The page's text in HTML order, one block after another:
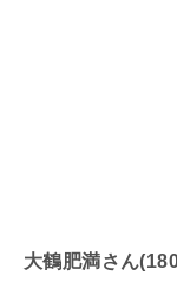
大鶴肥満さん